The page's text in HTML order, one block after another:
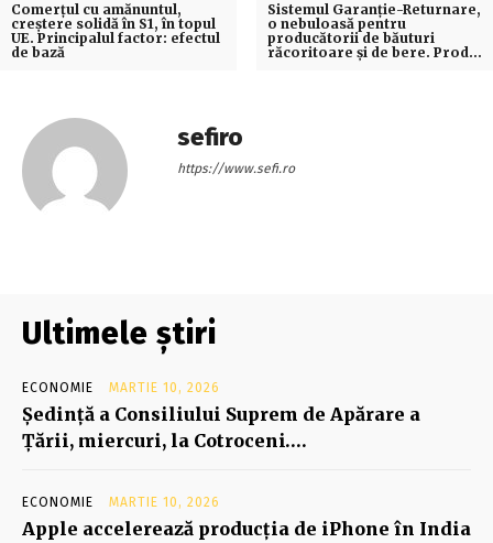
Comerțul cu amănuntul,
creștere solidă în S1, în topul
UE. Principalul factor: efectul
de bază
Sistemul Garanţie-Returnare,
o nebuloasă pentru
producătorii de băuturi
răcoritoare şi de bere. Prod…
sefiro
https://www.sefi.ro
Ultimele știri
ECONOMIE MARTIE 10, 2026
Şedinţă a Consiliului Suprem de Apărare a
Ţării, miercuri, la Cotroceni….
ECONOMIE MARTIE 10, 2026
Apple accelerează producția de iPhone în India